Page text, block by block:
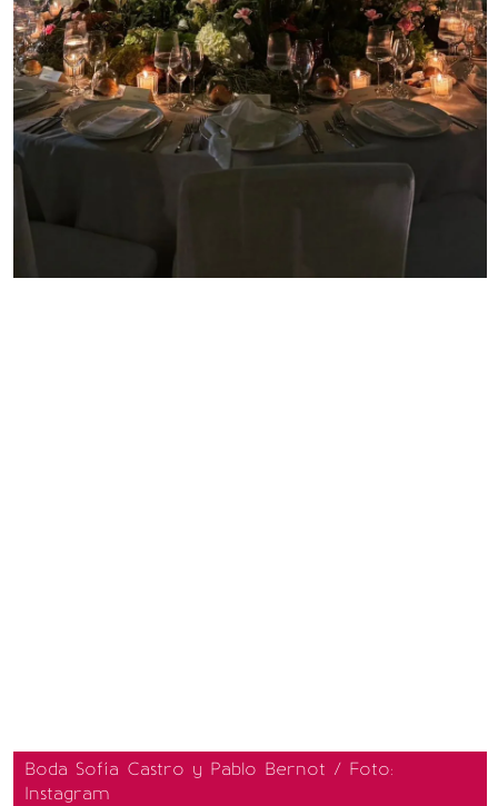
Boda Sofía Castro y Pablo Bernot / Foto:
Instagram